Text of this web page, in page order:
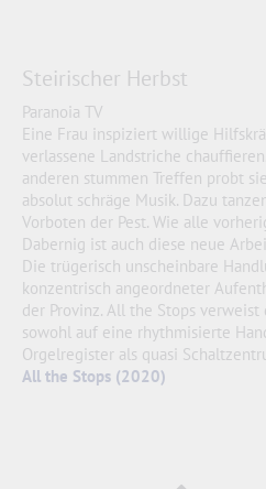
Steirischer Herbst
Paranoia TV
Eine Frau inspiziert willige
verlassene Landstriche
anderen stummen Treffen probt
absolut schräge Musik. Dazu
Vorboten der Pest. Wie alle
Dabernig ist auch diese neue
Die trügerisch unscheinbare
konzentrisch angeordneter
der Provinz. All the Stops
sowohl auf eine rhythmisierte
Orgelregister als quasi
All the Stops (2020)